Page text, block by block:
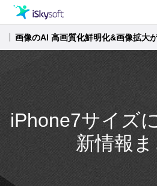
製品
Utility
製品活用事例
ストア
サポート
像のAI 高画質化鮮明化&画像拡大がで
iPhone7サイズ
新情報